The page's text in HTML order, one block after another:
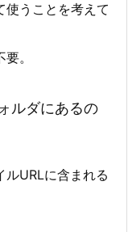
使うことを考えて
。
ルダにあるの
ルURLに含まれる